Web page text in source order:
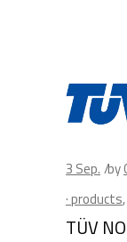
3 Sep. by
· products,
TÜV